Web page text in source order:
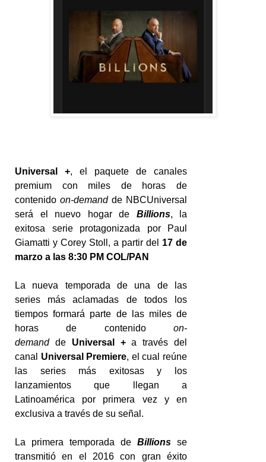
Universal +, el paquete de canales
premium con miles de horas de
contenido on-demandde NBCUniversal
será el nuevo hogar de Billions, la
exitosa serie protagonizada por Paul
Giamatti y Corey Stoll, a partir del 17 de
marzo a las 8:30 PM COL/PAN
La nueva temporada de una de las
series más aclamadas de todos los
tiempos formará parte de las miles de
horas de contenido on-
demandde Universal +a través del
canal Universal Premiere, el cual reúne
las series más exitosas y los
lanzamientos que llegan a
Latinoamérica por primera vez y en
exclusiva a través de su señal.
La primera temporada de Billions se
transmitió en el 2016 con gran éxito